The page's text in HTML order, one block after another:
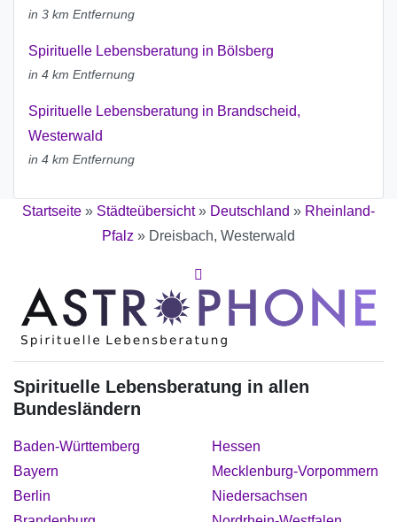
in 3 km Entfernung
Spirituelle Lebensberatung in Bölsberg
in 4 km Entfernung
Spirituelle Lebensberatung in Brandscheid,
Westerwald
in 4 km Entfernung
Startseite » Städteübersicht» Deutschland » Rheinland-
Pfalz » Dreisbach, Westerwald
Spirituelle Lebensberatung in allen
Bundesländern
Baden-Württemberg
Bayern
Berlin
Hessen
Mecklenburg-Vorpommern
Niedersachsen